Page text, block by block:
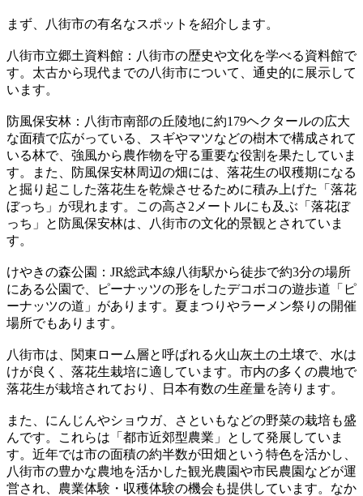
まず、八街市の有名なスポットを紹介します。
八街市立郷土資料館：八街市の歴史や文化を学べる資料館で
す。太古から現代までの八街市について、通史的に展示して
います。
防風保安林：八街市南部の丘陵地に約179ヘクタールの広大
な面積で広がっている、スギやマツなどの樹木で構成されて
いる林で、強風から農作物を守る重要な役割を果たしていま
す。また、防風保安林周辺の畑には、落花生の収穫期になる
と掘り起こした落花生を乾燥させるために積み上げた「落花
ぼっち」が現れます。この高さ2メートルにも及ぶ「落花ぼ
っち」と防風保安林は、八街市の文化的景観とされていま
す。
けやきの森公園：JR総武本線八街駅から徒歩で約3分の場所
にある公園で、ピーナッツの形をしたデコボコの遊歩道「ピ
ーナッツの道」があります。夏まつりやラーメン祭りの開催
場所でもあります。
八街市は、関東ローム層と呼ばれる火山灰土の土壌で、水は
けが良く、落花生栽培に適しています。市内の多くの農地で
落花生が栽培されており、日本有数の生産量を誇ります。
また、にんじんやショウガ、さといもなどの野菜の栽培も盛
んです。これらは「都市近郊型農業」として発展していま
す。近年では市の面積の約半数が田畑という特色を活かし、
八街市の豊かな農地を活かした観光農園や市民農園などが運
営され、農業体験・収穫体験の機会も提供しています。なか